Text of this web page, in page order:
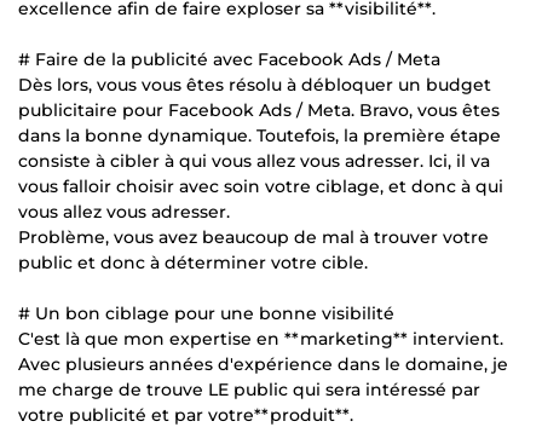
excellence afin de faire exploser sa **visibilité**.
# Faire de la publicité avec Facebook Ads / Meta
Dès lors, vous vous êtes résolu à débloquer un budget
publicitaire pour Facebook Ads / Meta. Bravo, vous êtes
dans la bonne dynamique. Toutefois, la première étape
consiste à cibler à qui vous allez vous adresser. Ici, il va
vous falloir choisir avec soin votre ciblage, et donc à qui
vous allez vous adresser.
Problème, vous avez beaucoup de mal à trouver votre
public et donc à déterminer votre cible.
# Un bon ciblage pour une bonne visibilité
C'est là que mon expertise en **marketing** intervient.
Avec plusieurs années d'expérience dans le domaine, je
me charge de trouve LE public qui sera intéressé par
votre publicité et par votre**produit**.